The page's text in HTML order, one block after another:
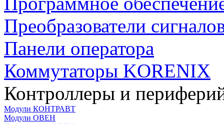
Преобразователи
Панели оператора
Коммутаторы KORENIX
Контроллеры и
Модули КОНТРАВТ
Модули ОВЕН